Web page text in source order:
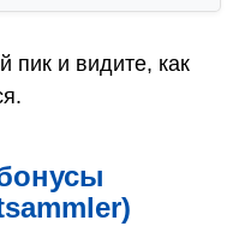
пик и видите, как